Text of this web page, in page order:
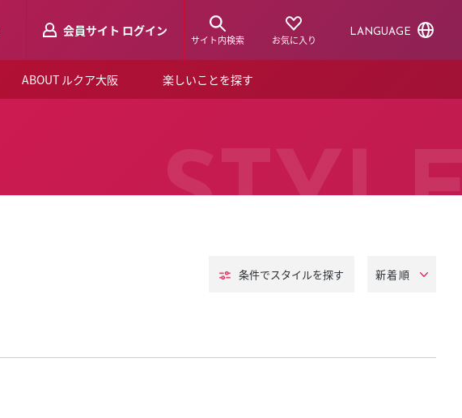
会員サイト ログイン
サイト内検索 お気に入り
LANGUAGE
ABOUT ルクア大阪 楽しいことを探す
ショップニュース
ルクアスタイル
条件でスタイルを探す